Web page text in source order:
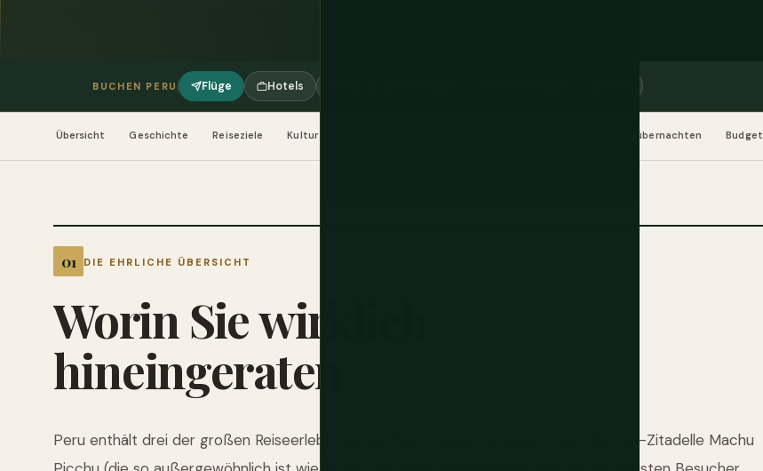
BUCHEN PERU Flüge Hotels
Übersicht Geschichte Reiseziele Kultur Wo übernachten Budget
DIE EHRLICHE ÜBERSICHT
WorinSiewirklich
hineingeraten
Peru enthält drei der großen Reiseerlebnisse der Welt in einem einzigen Land: die Inka-Zitadelle Machu